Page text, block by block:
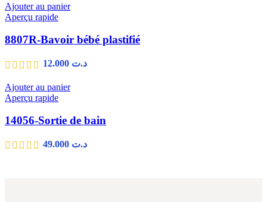
Ajouter au panier
Aperçu rapide
8807R-Bavoir bébé plastifié
د.ت
Ajouter au panier
Aperçu rapide
14056-Sortie de bain
د.ت